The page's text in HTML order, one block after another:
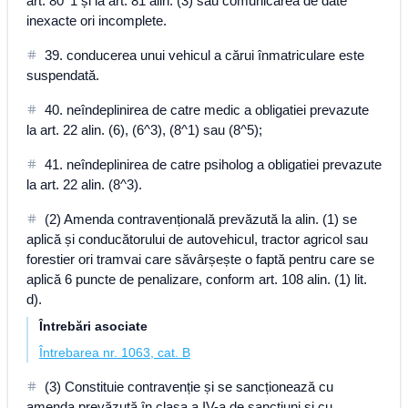
inexacte ori incomplete.
39. conducerea unui vehicul a cărui înmatriculare este
suspendată.
40. neîndeplinirea de catre medic a obligatiei prevazute
la art. 22 alin. (6), (6^3), (8^1) sau (8^5);
41. neîndeplinirea de catre psiholog a obligatiei prevazute
la art. 22 alin. (8^3).
(2) Amenda contravențională prevăzută la alin. (1) se
aplică și conducătorului de autovehicul, tractor agricol sau
forestier ori tramvai care săvârșește o faptă pentru care se
aplică 6 puncte de penalizare, conform art. 108 alin. (1) lit.
d).
Întrebări asociate
Întrebarea nr. 1063, cat. B
(3) Constituie contravenție și se sancționează cu